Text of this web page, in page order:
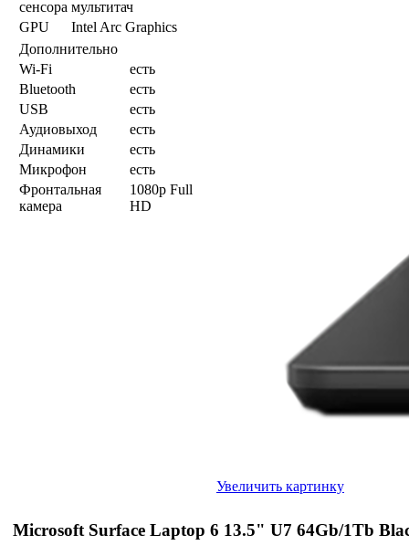
сенсора мультитач
GPU
Intel Arc Graphics
Дополнительно
Wi-Fi
есть
Bluetooth
есть
USB
есть
Аудиовыход
есть
Динамики
есть
Микрофон
есть
Фронтальная
камера
1080p Full
HD
Увеличить картинку
Microsoft Surface Laptop 6 13.5" U7 64Gb/1Tb